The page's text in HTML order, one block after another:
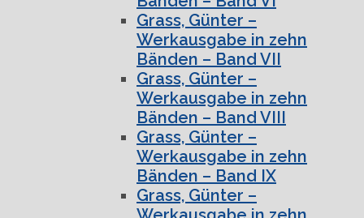
Grass, Günter –
Werkausgabe in zehn
Bänden – Band VII
Grass, Günter –
Werkausgabe in zehn
Bänden – Band VIII
Grass, Günter –
Werkausgabe in zehn
Bänden – Band IX
Grass, Günter –